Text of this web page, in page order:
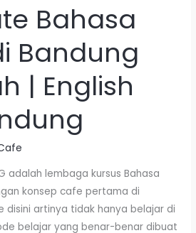
Bahasa
Bandung
| English
adalah lembaga kursus Bahasa
konsep cafe pertama di
disini artinya tidak hanya belajar di
belajar yang benar-benar dibuat